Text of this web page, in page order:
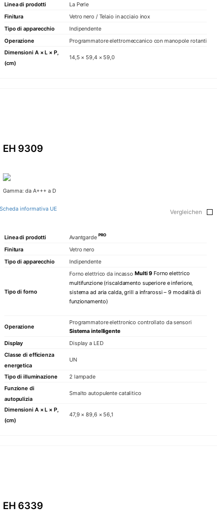
Linea di prodotti
La Perle
Finitura
Vetro nero / Telaio in acciaio inox
Tipo di apparecchio
Indipendente
Operazione
Programmatore elettromeccanico con manopole rotanti
Dimensioni A × L × P,
(cm)
14,5 × 59,4 × 59,0
EH 9309
Gamma: da A+++ a D
Scheda informativa UE Vergleichen
Linea di prodotti Avantgarde PRO
Finitura
Vetro nero
Tipo di apparecchio
Indipendente
Tipo di forno
Forno elettrico da incassoMulti 9 Forno elettrico
multifunzione (riscaldamento superiore e inferiore,
sistema ad aria calda, grill a infrarossi – 9 modalità di
funzionamento)
Operazione
Programmatore elettronico controllato da sensori
Sistema intelligente
Display
Display a LED
Classe di efficienza
energetica
UN
Tipo di illuminazione
2 lampade
Funzione di
autopulizia
Smalto autopulente catalitico
Dimensioni A × L × P,
(cm)
47,9 × 89,6 × 56,1
EH 6339